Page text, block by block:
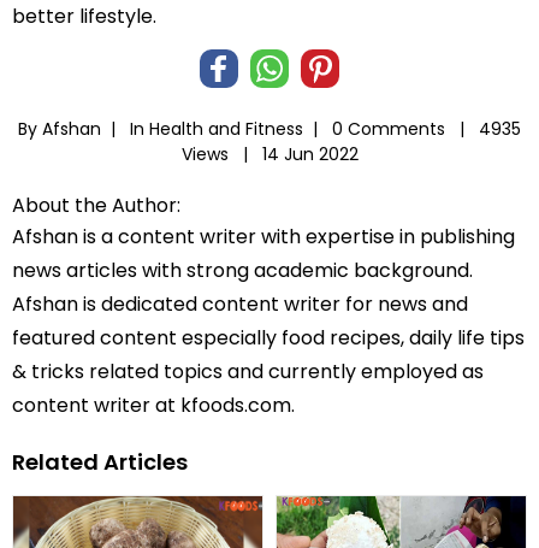
better lifestyle.
By Afshan | In Health and Fitness | 0 Comments |
4935
Views |
14 Jun 2022
About the Author:
Afshan is a content writer with expertise in publishing
news articles with strong academic background.
Afshan is dedicated content writer for news and
featured content especially food recipes, daily life tips
& tricks related topics and currently employed as
content writer at kfoods.com.
Related Articles